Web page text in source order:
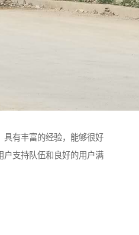
具有丰富的经验，能够很好
户支持队伍和良好的用户满